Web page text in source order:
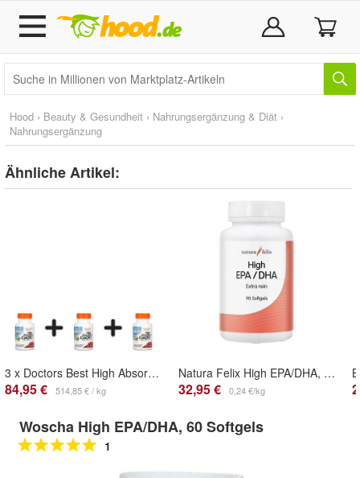
Hood › Beauty & Gesundheit › Nahrungsergänzung & Diät ›
Nahrungsergänzung
Ähnliche Artikel:
3 x Doctors Best High Absorption CoQ10 with BioPerine, 100mg - 120 softgels
84,95 € 514,85 € / kg
Natura Felix High EPA/DHA, 90 Softgels
32,95 € 0,24 €/kg
Woscha High EPA/DHA, 60 Softgels
1